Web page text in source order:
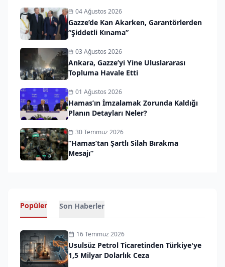
04 Ağustos 2026
Gazze’de Kan Akarken, Garantörlerden
“Şiddetli Kınama”
03 Ağustos 2026
Ankara, Gazze’yi Yine Uluslararası
Topluma Havale Etti
01 Ağustos 2026
Hamas’ın İmzalamak Zorunda Kaldığı
Planın Detayları Neler?
30 Temmuz 2026
“Hamas’tan Şartlı Silah Bırakma
Mesajı”
Popüler Son Haberler
16 Temmuz 2026
Usulsüz Petrol Ticaretinden Türkiye'ye
1,5 Milyar Dolarlık Ceza